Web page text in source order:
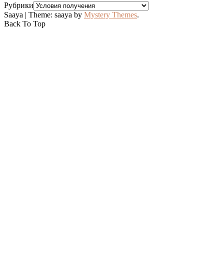
Рубрики
Saaya | Theme: saaya by Mystery Themes.
Back To Top